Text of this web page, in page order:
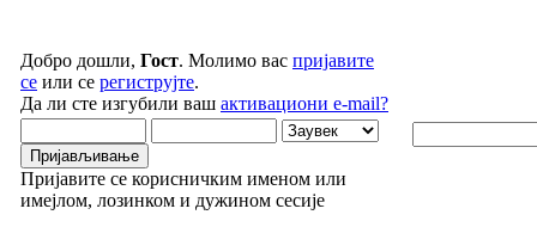
Добро дошли, Гост. Молимо вас пријавите
се или се региструјте.
Да ли сте изгубили ваш активациони e-mail?
Пријавите се корисничким именом или
имејлом, лозинком и дужином сесије